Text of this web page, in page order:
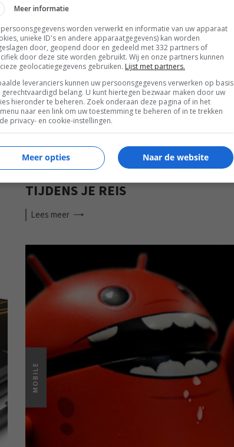
MOBILE
SMARTPHONE ACCESSOIRES VOOR
TIJDENS JE REIS
Lees meer
MOBILE
Meer informatie
persoonsgegevens worden verwerkt en informatie van uw apparaat
unieke ID's en andere apparaatgegevens) kan worden
door, geopend door en gedeeld met 332 partners of
door deze site worden gebruikt. Wij en onze partners kunnen
geolocatiegegevens gebruiken. Lijst met partners.
leveranciers kunnen uw persoonsgegevens verwerken op basis
gerechtvaardigd belang. U kunt hiertegen bezwaar maken door uw
hieronder te beheren. Zoek onderaan deze pagina of in het
naar een link om uw toestemming te beheren of in te trekken
privacy- en cookie-instellingen.
Naar de website
Meer opties